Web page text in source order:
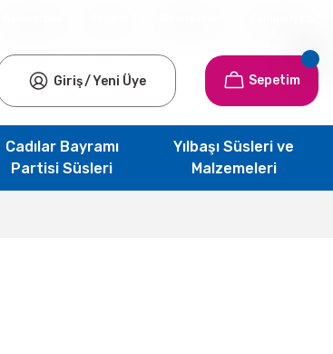
Giriş/Yeni Üye Sepetim
Cadılar Bayramı
Partisi Süsleri
Yılbaşı Süsleri ve
Malzemeleri